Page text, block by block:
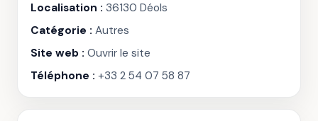
Localisation : 36130 Déols
Catégorie : Autres
Site web : Ouvrir le site
Téléphone : +33 2 54 07 58 87